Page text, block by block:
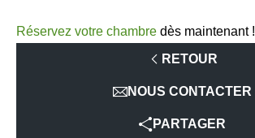
Réservez votre chambre dès maintenant !
RETOUR
NOUS CONTACTER
PARTAGER